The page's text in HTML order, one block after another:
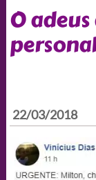
O
22/03/2018